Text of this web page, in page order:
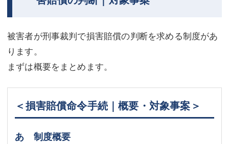
被害者が刑事裁判で損害賠償の判断を求める制度があ
ります。
まずは概要をまとめます。
＜損害賠償命令手続｜概要・対象事案＞
あ 制度概要